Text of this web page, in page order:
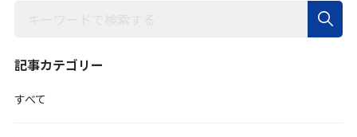
記事カテゴリー
すべて